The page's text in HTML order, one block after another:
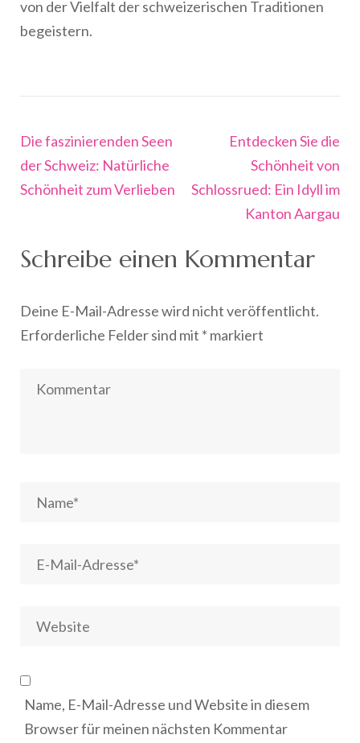
von der Vielfalt der schweizerischen Traditionen
begeistern.
Beitragsnavigation
Die faszinierenden Seen
der Schweiz: Natürliche
Schönheit zum Verlieben
Entdecken Sie die
Schönheit von
Schlossrued: Ein Idyll im
Kanton Aargau
Schreibe einen Kommentar
Deine E-Mail-Adresse wird nicht veröffentlicht.
Erforderliche Felder sind mit * markiert
Name, E-Mail-Adresse und Website in diesem
Browser für meinen nächsten Kommentar